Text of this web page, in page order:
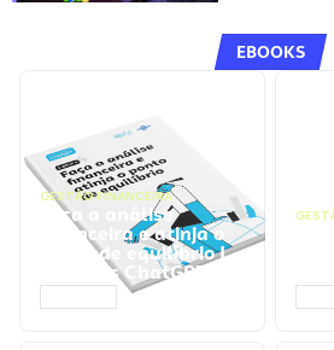
EBOOKS
GESTÃO FINANCEIRA
Faça a análise
financeira e atinja o
ponto de equilíbrio |
Prompts ChatGPT